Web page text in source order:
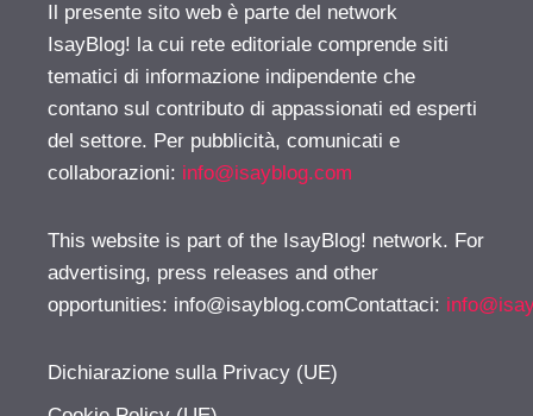
Il presente sito web è parte del network
IsayBlog! la cui rete editoriale comprende siti
tematici di informazione indipendente che
contano sul contributo di appassionati ed esperti
del settore. Per pubblicità, comunicati e
collaborazioni: info@isayblog.com
This website is part of the IsayBlog! network. For
advertising, press releases and other
opportunities: info@isayblog.comContattaci:
Dichiarazione sulla Privacy (UE)